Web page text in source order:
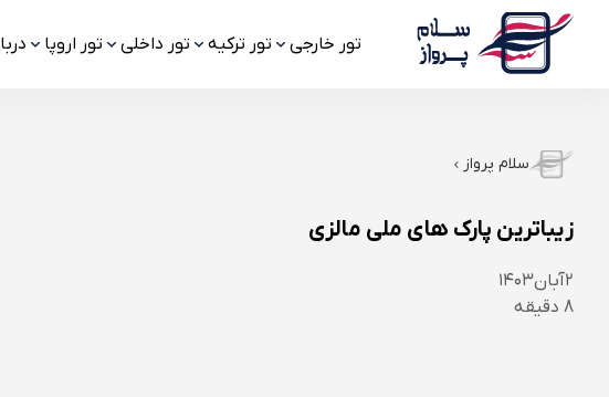
تور خارجی تور ترکیه تور داخلی تور اروپا
سلام پرواز
زیباترین پارک های ملی مالزی
۲آبان۱۴۰۳
8 دقیقه